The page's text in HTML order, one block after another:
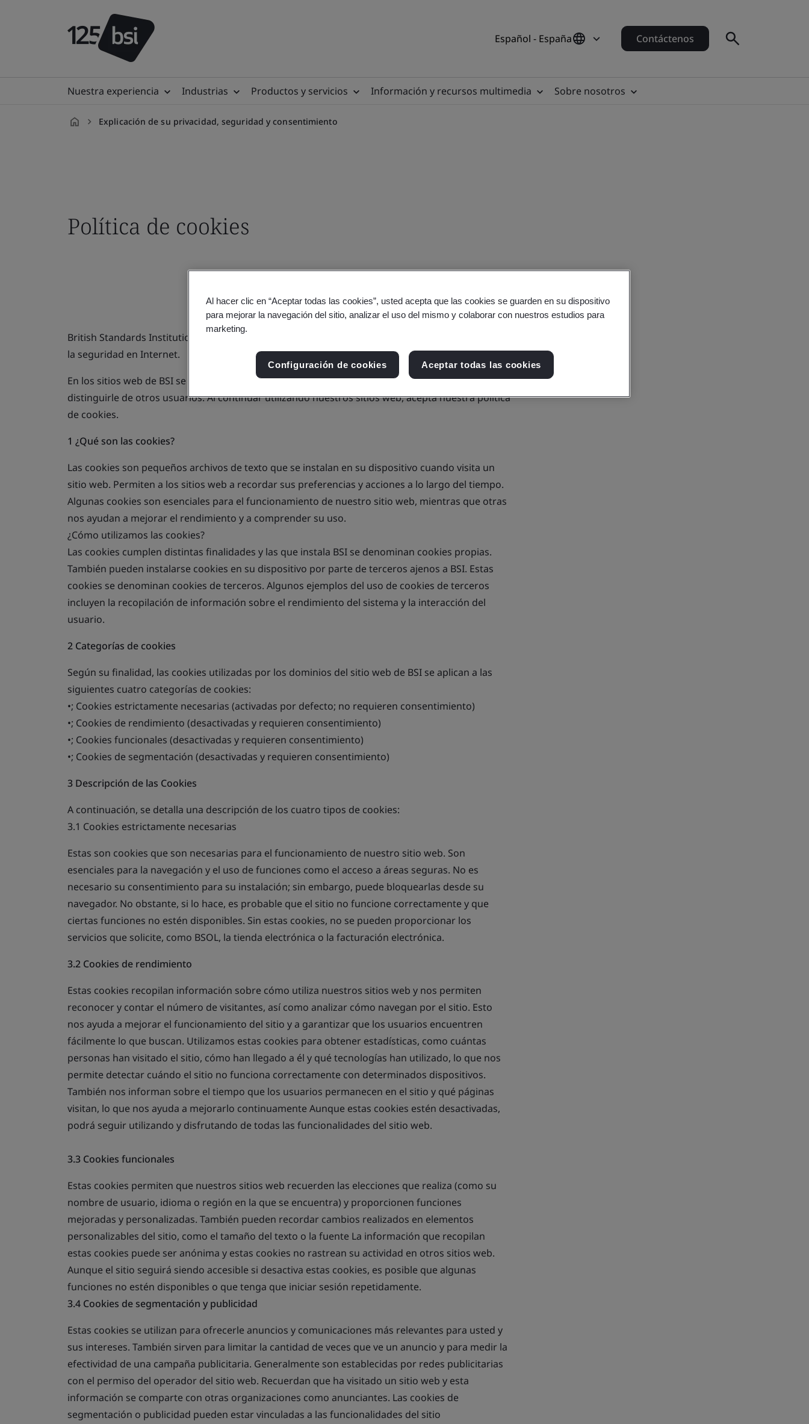
Español - España Contáctenos
Nuestra experiencia Industrias Productos y servicios Información y recursos multimedia Sobre nosotros
Explicación de su privacidad, seguridad y consentimiento
Política de cookies
British Standards Institution ("
") toma su privacidad muy en serio y respeta la importancia de
la seguridad en Internet.
En los sitios web de BSI se utilizan cookies y tecnologías similares para diversos fines, incluido
distinguirle de otros usuarios. Al continuar utilizando nuestros sitios web, acepta nuestra política
de cookies.
1 ¿Qué son las cookies?
Las cookies son pequeños archivos de texto que se instalan en su dispositivo cuando visita un
sitio web. Permiten a los sitios web a recordar sus preferencias y acciones a lo largo del tiempo.
Algunas cookies son esenciales para el funcionamiento de nuestro sitio web, mientras que otras
nos ayudan a mejorar el rendimiento y a comprender su uso.
¿Cómo utilizamos las cookies?
Las cookies cumplen distintas finalidades y las que instala BSI se denominan cookies propias.
También pueden instalarse cookies en su dispositivo por parte de terceros ajenos a BSI. Estas
cookies se denominan cookies de terceros. Algunos ejemplos del uso de cookies de terceros
incluyen la recopilación de información sobre el rendimiento del sistema y la interacción del
usuario.
2 Categorías de cookies
Según su finalidad, las cookies utilizadas por los dominios del sitio web de BSI se aplican a las
siguientes cuatro categorías de cookies:
•; Cookies estrictamente necesarias (activadas por defecto; no requieren consentimiento)
•; Cookies de rendimiento (desactivadas y requieren consentimiento)
•; Cookies funcionales (desactivadas y requieren consentimiento)
•; Cookies de segmentación (desactivadas y requieren consentimiento)
3 Descripción de las Cookies
A continuación, se detalla una descripción de los cuatro tipos de cookies:
3.1 Cookies estrictamente necesarias
Estas son cookies que son necesarias para el funcionamiento de nuestro sitio web. Son
esenciales para la navegación y el uso de funciones como el acceso a áreas seguras. No es
necesario su consentimiento para su instalación; sin embargo, puede bloquearlas desde su
navegador. No obstante, si lo hace, es probable que el sitio no funcione correctamente y que
ciertas funciones no estén disponibles. Sin estas cookies, no se pueden proporcionar los
servicios que solicite, como BSOL, la tienda electrónica o la facturación electrónica.
3.2 Cookies de rendimiento
Estas cookies recopilan información sobre cómo utiliza nuestros sitios web y nos permiten
reconocer y contar el número de visitantes, así como analizar cómo navegan por el sitio. Esto
nos ayuda a mejorar el funcionamiento del sitio y a garantizar que los usuarios encuentren
fácilmente lo que buscan. Utilizamos estas cookies para obtener estadísticas, como cuántas
personas han visitado el sitio, cómo han llegado a él y qué tecnologías han utilizado, lo que nos
permite detectar cuándo el sitio no funciona correctamente con determinados dispositivos.
También nos informan sobre el tiempo que los usuarios permanecen en el sitio y qué páginas
visitan, lo que nos ayuda a mejorarlo continuamente Aunque estas cookies estén desactivadas,
podrá seguir utilizando y disfrutando de todas las funcionalidades del sitio web.
3.3 Cookies funcionales
Estas cookies permiten que nuestros sitios web recuerden las elecciones que realiza (como su
nombre de usuario, idioma o región en la que se encuentra) y proporcionen funciones
mejoradas y personalizadas. También pueden recordar cambios realizados en elementos
personalizables del sitio, como el tamaño del texto o la fuente La información que recopilan
estas cookies puede ser anónima y estas cookies no rastrean su actividad en otros sitios web.
Aunque el sitio seguirá siendo accesible si desactiva estas cookies, es posible que algunas
funciones no estén disponibles o que tenga que iniciar sesión repetidamente.
3.4 Cookies de segmentación y publicidad
Estas cookies se utilizan para ofrecerle anuncios y comunicaciones más relevantes para usted y
sus intereses. También sirven para limitar la cantidad de veces que ve un anuncio y para medir la
efectividad de una campaña publicitaria. Generalmente son establecidas por redes publicitarias
con el permiso del operador del sitio web. Recuerdan que ha visitado un sitio web y esta
información se comparte con otras organizaciones como anunciantes. Las cookies de
segmentación o publicidad pueden estar vinculadas a las funcionalidades del sitio
Al hacer clic en “Aceptar todas las cookies”, usted acepta que las cookies se guarden en su dispositivo
para mejorar la navegación del sitio, analizar el uso del mismo y colaborar con nuestros estudios para
marketing.
Configuración de cookies Aceptar todas las cookies